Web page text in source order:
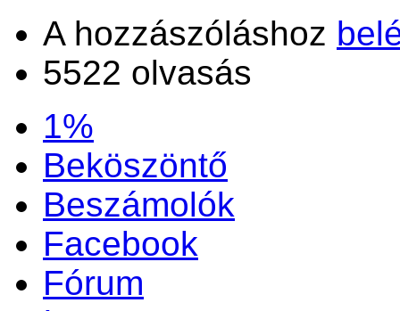
A hozzászóláshoz
5522 olvasás
1%
Beköszöntő
Beszámolók
Facebook
Fórum